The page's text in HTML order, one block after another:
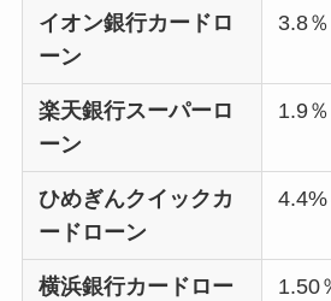
イオン銀行カードロ
ーン
3.8
楽天銀行スーパーロ
ーン
1.9
ひめぎんクイックカ
ードローン
横浜銀行カードロー
1.50